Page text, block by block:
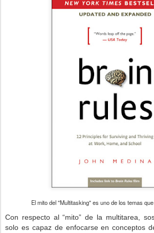
El mito del "Multitasking" es uno de los temas
Con respecto al “mito” de la multitarea,
solo es capaz de enfocarse en conceptos